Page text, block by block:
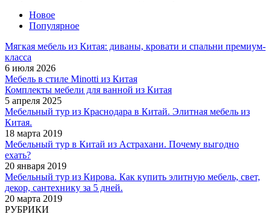
Новое
Популярное
Мягкая мебель из Китая: диваны, кровати и спальни премиум-
класса
6 июля 2026
Мебель в стиле Minotti из Китая
Комплекты мебели для ванной из Китая
5 апреля 2025
Мебельный тур из Краснодара в Китай. Элитная мебель из
Китая.
18 марта 2019
Мебельный тур в Китай из Астрахани. Почему выгодно
ехать?
20 января 2019
Мебельный тур из Кирова. Как купить элитную мебель, свет,
декор, сантехнику за 5 дней.
20 марта 2019
РУБРИКИ